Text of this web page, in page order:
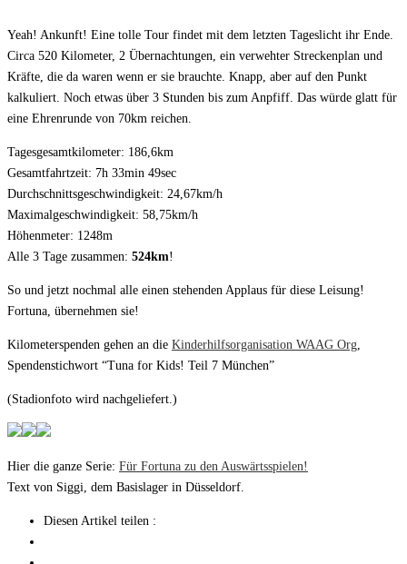
Yeah! Ankunft! Eine tolle Tour findet mit dem letzten Tageslicht ihr Ende.
Circa 520 Kilometer, 2 Übernachtungen, ein verwehter Streckenplan und
Kräfte, die da waren wenn er sie brauchte. Knapp, aber auf den Punkt
kalkuliert. Noch etwas über 3 Stunden bis zum Anpfiff. Das würde glatt für
eine Ehrenrunde von 70km reichen.
Tagesgesamtkilometer: 186,6km
Gesamtfahrtzeit: 7h 33min 49sec
Durchschnittsgeschwindigkeit: 24,67km/h
Maximalgeschwindigkeit: 58,75km/h
Höhenmeter: 1248m
Alle 3 Tage zusammen: 524km!
So und jetzt nochmal alle einen stehenden Applaus für diese Leisung!
Fortuna, übernehmen sie!
Kilometerspenden gehen an die Kinderhilfsorganisation WAAG Org,
Spendenstichwort “Tuna for Kids! Teil 7 München”
(Stadionfoto wird nachgeliefert.)
Hier die ganze Serie: Für Fortuna zu den Auswärtsspielen!
Text von Siggi, dem Basislager in Düsseldorf.
Diesen Artikel teilen :